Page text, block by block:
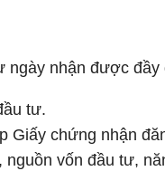
ngày nhận được
tư.
Giấy chứng nhận
nguồn vốn đầu tư,